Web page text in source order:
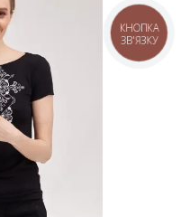
КНОПКА
ЗВ'ЯЗКУ